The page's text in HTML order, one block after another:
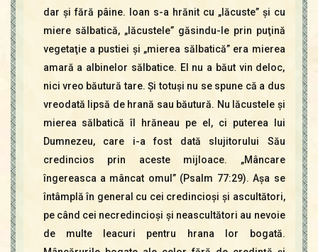
dar şi fără pâine. Ioan s-a hrănit cu „lăcuste” şi cu
miere sălbatică, „lăcustele” găsindu-le prin puţină
vegetaţie a pustiei şi „mierea sălbatică” era mierea
amară a albinelor sălbatice. El nu a băut vin deloc,
nici vreo băutură tare. Şi totuşi nu se spune că a dus
vreodată lipsă de hrană sau băutură. Nu lăcustele şi
mierea sălbatică îl hrăneau pe el, ci puterea lui
Dumnezeu, care i-a fost dată slujitorului Său
credincios prin aceste mijloace. „Mâncare
îngereasca a mâncat omul” (Psalm 77:29). Aşa se
întâmplă în general cu cei credincioşi şi ascultători,
pe când cei necredincioşi şi neascultători au nevoie
de multe leacuri pentru hrana lor bogată.